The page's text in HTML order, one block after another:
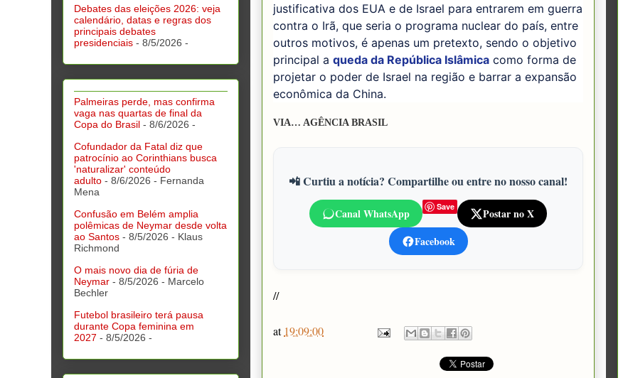
justificativa dos EUA e de Israel para entrarem em guerra
contra o Irã, que seria o programa nuclear do país, entre
outros motivos, é apenas um pretexto, sendo o objetivo
principal a queda da República Islâmica como forma de
projetar o poder de Israel na região e barrar a expansão
econômica da China.
VIA… AGÊNCIA BRASIL
📲 Curtiu a notícia? Compartilhe ou entre no nosso canal!
Canal WhatsApp Save
Postar no X
Facebook
//
at 19:09:00
Debates das eleições 2026: veja
calendário, datas e regras dos
principais debates
presidenciais - 8/5/2026 -
Palmeiras perde, mas confirma
vaga nas quartas de final da
Copa do Brasil - 8/6/2026 -
Cofundador da Fatal diz que
patrocínio ao Corinthians busca
'naturalizar' conteúdo
adulto - 8/6/2026 - Fernanda
Mena
Confusão em Belém amplia
polêmicas de Neymar desde volta
ao Santos - 8/5/2026 - Klaus
Richmond
O mais novo dia de fúria de
Neymar - 8/5/2026 - Marcelo
Bechler
Futebol brasileiro terá pausa
durante Copa feminina em
2027 - 8/5/2026 -